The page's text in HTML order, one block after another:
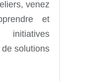
venez
et
solutions